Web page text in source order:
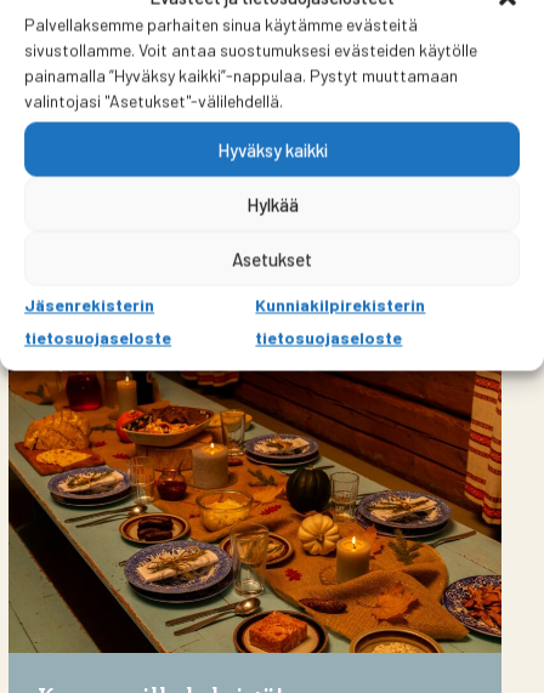
Palvellaksemme parhaiten sinua käytämme evästeitä
sivustollamme. Voit antaa suostumuksesi evästeiden käytölle
painamalla ”Hyväksy kaikki”-nappulaa. Pystyt muuttamaan
valintojasi "Asetukset"-välilehdellä.
Hyväksy kaikki
Hylkää
Asetukset
Jäsenrekisterin
tietosuojaseloste
Kunniakilpirekisterin
tietosuojaseloste
Talonpoikaiskulttuurisäätiölle